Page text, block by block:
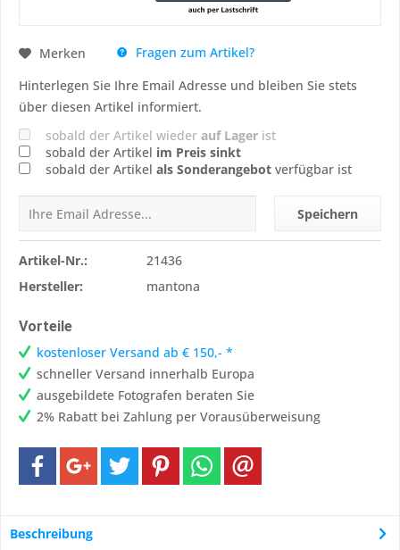
Merken
Fragen zum Artikel?
Hinterlegen Sie Ihre Email Adresse und bleiben Sie stets
über diesen Artikel informiert.
sobald der Artikel wieder auf Lager ist
sobald der Artikel im Preis sinkt
sobald der Artikel als Sonderangebot verfügbar ist
Speichern
Artikel-Nr.:
21436
Hersteller:
mantona
Vorteile
kostenloser Versand ab € 150,- *
schneller Versand innerhalb Europa
ausgebildete Fotografen beraten Sie
2% Rabatt bei Zahlung per Vorausüberweisung
Beschreibung